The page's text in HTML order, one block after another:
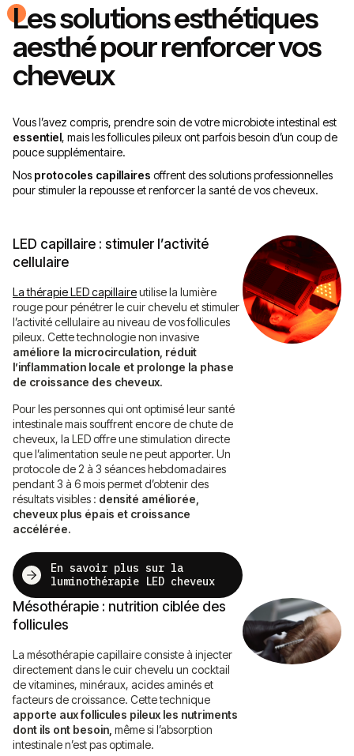
Les solutions esthétiques
aesthé pour renforcer vos
cheveux
Vous l’avez compris, prendre soin de votre microbiote intestinal est
essentiel, mais les follicules pileux ont parfois besoin d’un coup de
pouce supplémentaire.
Nos protocoles capillaires offrent des solutions professionnelles
pour stimuler la repousse et renforcer la santé de vos cheveux.
LED capillaire : stimuler l’activité
cellulaire
La thérapie LED capillaireutilise la lumière
rouge pour pénétrer le cuir chevelu et stimuler
l’activité cellulaire au niveau de vos follicules
pileux. Cette technologie non invasive
améliore la microcirculation, réduit
l’inflammation locale et prolonge la phase
de croissance des cheveux.
Pour les personnes qui ont optimisé leur santé
intestinale mais souffrent encore de chute de
cheveux, la LED offre une stimulation directe
que l’alimentation seule ne peut apporter. Un
protocole de 2 à 3 séances hebdomadaires
pendant 3 à 6 mois permet d’obtenir des
résultats visibles : densité améliorée,
cheveux plus épais et croissance
accélérée.
En savoir plus sur la
luminothérapie LED cheveux
Mésothérapie : nutrition ciblée des
follicules
La mésothérapie capillaireconsiste à injecter
directement dans le cuir chevelu un cocktail
de vitamines, minéraux, acides aminés et
facteurs de croissance. Cette technique
apporte aux follicules pileux les nutriments
dont ils ont besoin, même si l’absorption
intestinale n’est pas optimale.